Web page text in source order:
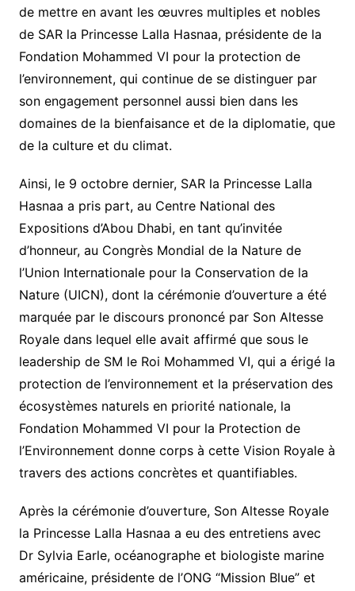
de mettre en avant les œuvres multiples et nobles
de SAR la Princesse Lalla Hasnaa, présidente de la
Fondation Mohammed VI pour la protection de
l’environnement, qui continue de se distinguer par
son engagement personnel aussi bien dans les
domaines de la bienfaisance et de la diplomatie, que
de la culture et du climat.
Ainsi, le 9 octobre dernier, SAR la Princesse Lalla
Hasnaa a pris part, au Centre National des
Expositions d’Abou Dhabi, en tant qu’invitée
d’honneur, au Congrès Mondial de la Nature de
l’Union Internationale pour la Conservation de la
Nature (UICN), dont la cérémonie d’ouverture a été
marquée par le discours prononcé par Son Altesse
Royale dans lequel elle avait affirmé que sous le
leadership de SM le Roi Mohammed VI, qui a érigé la
protection de l’environnement et la préservation des
écosystèmes naturels en priorité nationale, la
Fondation Mohammed VI pour la Protection de
l’Environnement donne corps à cette Vision Royale à
travers des actions concrètes et quantifiables.
Après la cérémonie d’ouverture, Son Altesse Royale
la Princesse Lalla Hasnaa a eu des entretiens avec
Dr Sylvia Earle, océanographe et biologiste marine
américaine, présidente de l’ONG “Mission Blue” et